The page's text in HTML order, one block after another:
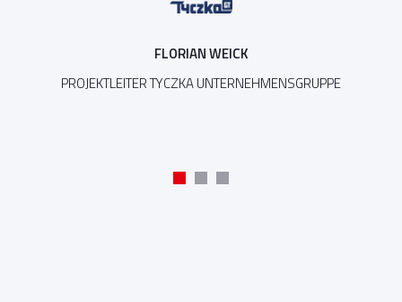
FLORIAN WEICK
PROJEKTLEITER TYCZKA UNTERNEHMENSGRUPPE